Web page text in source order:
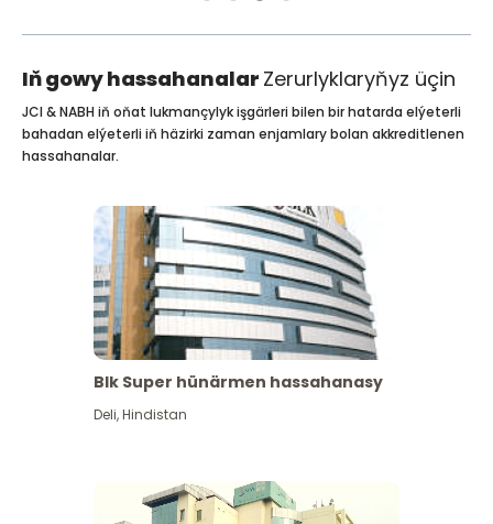
Iň gowy hassahanalar Zerurlyklaryňyz üçin
JCI & NABH iň oňat lukmançylyk işgärleri bilen bir hatarda elýeterli
bahadan elýeterli iň häzirki zaman enjamlary bolan akkreditlenen
hassahanalar.
Blk Super hünärmen hassahanasy
Deli,Hindistan